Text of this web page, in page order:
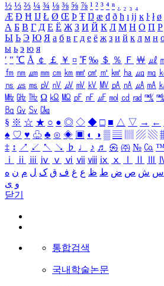
½ ⅓ ⅔ ¼ ¾ ⅛ ⅜ ⅝ ⅞ ¹ ² ³ ⁴ ⁿ ₁ ₂ ₃ ₄
Æ Ð Ħ Ĳ Ł Ø Œ Þ Ŧ Ŋ æ đ ð ħ ı ĳ ĸ ŀ ł ø
А Б В Г Д Е Ё Ж З И Й К Л М Н О П Р
Ы Ь Э Ю Я а б в г д е ё ж з и й к л м н
ы ь э ю я
′ ″ ℃ Å ￠ ￡ ￥ ¤ ℉ ‰ ＄ ％ Ｆ ￦ ㎕
㎙ ㎚ ㎛ ㎜ ㎝ ㎞ ㎟ ㎠ ㎡ ㎢ ㏊ ㎍ ㎎
㎱ ㎲ ㎳ ㎴ ㎵ ㎶ ㎷ ㎸ ㎹ ㎀ ㎁ ㎂ ㎃
㎒ ㎓ ㎔ Ω ㏀ ㏁ ㎊ ㎋ ㎌ ㏖ ㏅ ㎭ ㎮
㏃ ㏉ ㏜ ㏆
§ ※ ☆ ★ ○ ● ◎ ◇ ◆ □ ■ △ ▽ → ←
♠ ♡ ♥ ♧ ♣ ⊙ ◈ ▣ ◐ ◑ ▒ ▤ ▨ ▧
‡ ↕ ↗ ↙ ↖ ↘ ♭ ♩ ♪ ♬ ㉿ ㈜ № ㏇ ™
ⅰ
ⅱ ⅲ ⅳ ⅴ ⅵ ⅶ ⅷ ⅸ ⅹ
س ش ص ض ط ظ ع غ ف ق ک ل م ن ه
و ی
닫기
통합검색
국내학술논문